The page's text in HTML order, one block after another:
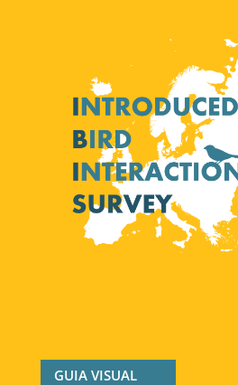
GUIA VISUAL